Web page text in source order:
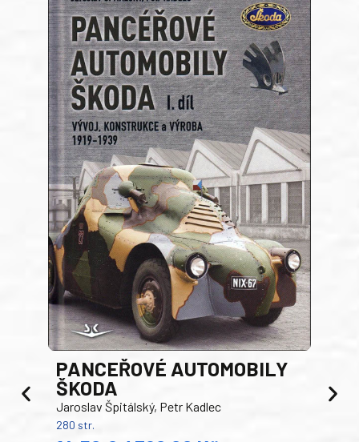
PANCEŘOVÉ AUTOMOBILY
ŠKODA
Jaroslav Špitálský, Petr Kadlec
280 str.